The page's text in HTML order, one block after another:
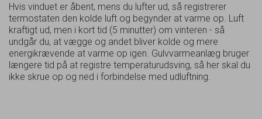
Hvis vinduet er åbent, mens du lufter ud, så registrerer
termostaten den kolde luft og begynder at varme op. Luft
kraftigt ud, men i kort tid (5 minutter) om vinteren - så
undgår du, at vægge og andet bliver kolde og mere
energikrævende at varme op igen. Gulvvarmeanlæg bruger
længere tid på at registre temperaturudsving, så her skal du
ikke skrue op og ned i forbindelse med udluftning.